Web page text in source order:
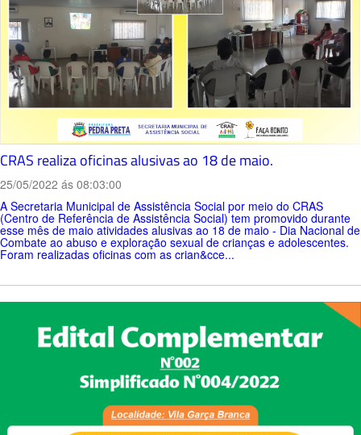
CRAS realiza oficinas alusivas ao 18 de maio.
25/05/2022 ás 08:03:00
A Secretaria Municipal de Assistência Social por meio do CRAS
(Centro de Referência de Assistência Social) tem promovido durante
esse mês de maio atividades alusivas ao 18 de maio - Dia Nacional de
Combate ao abuso e exploração sexual de crianças e adolescentes.
Foram realizadas oficinas com as crian&cce...